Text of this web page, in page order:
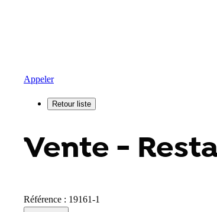
Appeler
Vente -
Référence : 19161-1